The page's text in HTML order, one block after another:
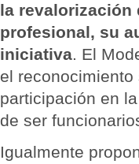
la revalorización
profesional, su
iniciativa. El
el
participación en
de ser
Igualmente